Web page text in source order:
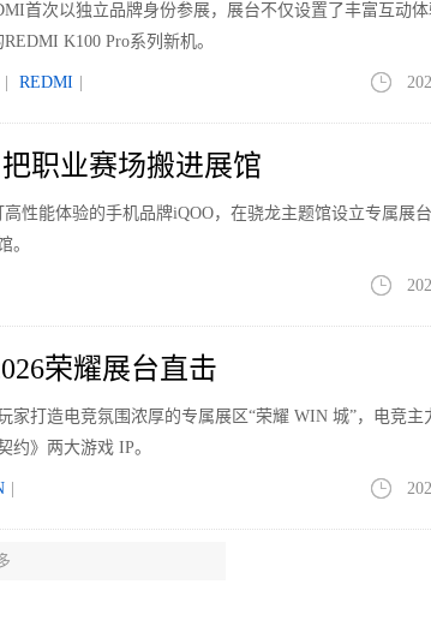
首次以独立品牌身份参展，展台不仅设置了丰富互动
K100 Pro系列新机。
REDMI
职业赛场搬进展馆
高性能体验的手机品牌iQOO，在骁龙主题馆设立专属展
。
荣耀展台直击
家打造电竞氛围浓厚的专属展区“荣耀 WIN 城”，电竞主
约》两大游戏 IP。
高性价比PCIe 4.0 SSD推荐